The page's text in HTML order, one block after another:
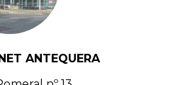
ANTEQUERA